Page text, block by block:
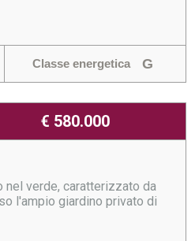
Classe energetica G
€ 580.000
nel verde, caratterizzato da
l'ampio giardino privato di